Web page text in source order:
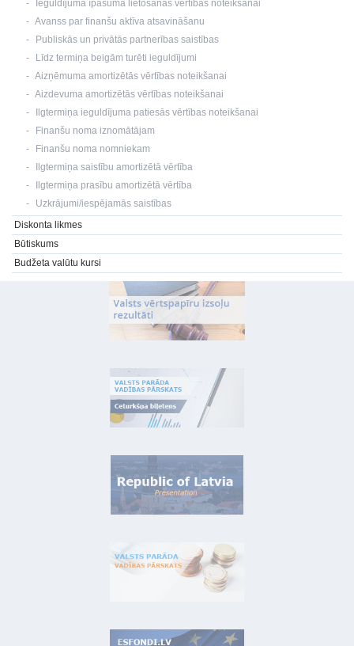
Ieguldījuma īpašuma lietošanas vērtības noteikšanai
Avanss par finanšu aktīva atsavināšanu
Publiskās un privātās partnerības saistības
Līdz termiņa beigām turēti ieguldījumi
Aizņēmuma amortizētās vērtības noteikšanai
Aizdevuma amortizētās vērtības noteikšanai
Ilgtermiņa ieguldījuma patiesās vērtības noteikšanai
Finanšu noma iznomātājam
Finanšu noma nomniekam
Ilgtermiņa saistību amortizētā vērtība
Ilgtermiņa prasību amortizētā vērtība
Uzkrājumi/iespējamās saistības
Diskonta likmes
Būtiskums
Budžeta valūtu kursi